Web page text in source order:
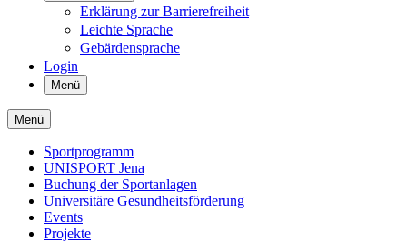
Erklärung zur Barrierefreiheit
Leichte Sprache
Gebärdensprache
Login
Menü
Menü
Sportprogramm
UNISPORT Jena
Buchung der Sportanlagen
Universitäre Gesundheitsförderung
Events
Projekte